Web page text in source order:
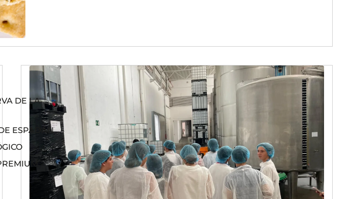
DE LA
ESPADÁN